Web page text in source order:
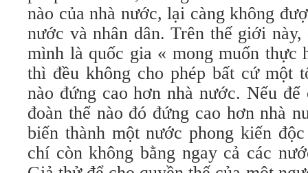
nào của nhà nước, lại càng không
nước và nhân dân. Trên thế giới
mình là quốc gia « mong muốn thực
thì đều không cho phép bất cứ một
nào đứng cao hơn nhà nước. Nếu
đoàn thể nào đó đứng cao hơn nhà
biến thành một nước phong kiến
chí còn không bằng ngay cả các